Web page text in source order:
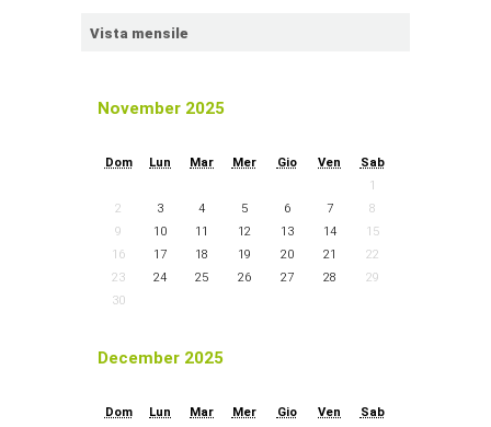
Vista mensile
November 2025
Dom Lun Mar Mer Gio Ven
Sab
1
2
3 4 5 6 7
8
9
10 11 12 13 14
15
16
17 18 19 20 21
22
23
24 25 26 27 28
29
30
December 2025
Dom Lun Mar Mer Gio Ven
Sab